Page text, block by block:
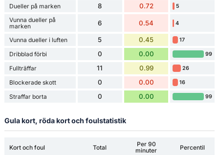
Dueller på marken 8 0.72 5
Vunna dueller på
marken
6 0.54 4
Vunna dueller i luften 5 0.45 17
Dribblad förbi 0 0.00 99
Fullträffar 11 0.99 26
Blockerade skott 0 0.00 16
Straffar borta 0 0.00 99
Gula kort, röda kort och foulstatistik
Kort och foul Total
Per 90
minuter
Percentil